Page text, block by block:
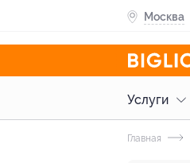
Москва
Услуги
Главная